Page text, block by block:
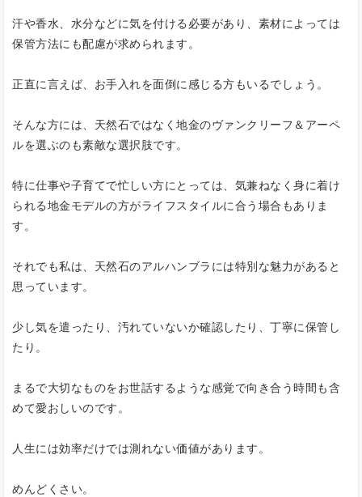
汗や香水、水分などに気を付ける必要があり、素材によっては
保管方法にも配慮が求められます。
正直に言えば、お手入れを面倒に感じる方もいるでしょう。
そんな方には、天然石ではなく地金のヴァンクリーフ＆アーペ
ルを選ぶのも素敵な選択肢です。
特に仕事や子育てで忙しい方にとっては、気兼ねなく身に着け
られる地金モデルの方がライフスタイルに合う場合もありま
す。
それでも私は、天然石のアルハンブラには特別な魅力があると
思っています。
少し気を遣ったり、汚れていないか確認したり、丁寧に保管し
たり。
まるで大切なものをお世話するような感覚で向き合う時間も含
めて愛おしいのです。
人生には効率だけでは測れない価値があります。
めんどくさい。